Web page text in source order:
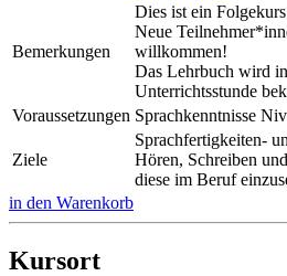
Bemerkungen
Dies ist ein
Neue
willkommen!
Das Lehrbuch wird
Unterrichtsstunde
Voraussetzungen Sprachkenntnisse
Ziele
Sprachfertigkeiten-
Hören, Schreiben
diese im Beruf
in den Warenkorb
Kursort